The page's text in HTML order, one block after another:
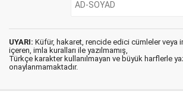
UYARI: Küfür, hakaret, rencide edici cümleler veya
içeren, imla kuralları ile yazılmamış,
Türkçe karakter kullanılmayan ve büyük harflerle
onaylanmamaktadır.